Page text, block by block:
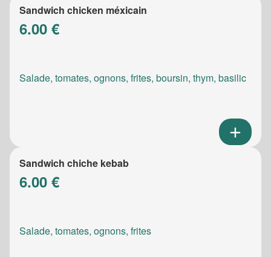
Sandwich chicken méxicain
6.00 €
Salade, tomates, ognons, frites, boursin, thym, basilic
Sandwich chiche kebab
6.00 €
Salade, tomates, ognons, frites